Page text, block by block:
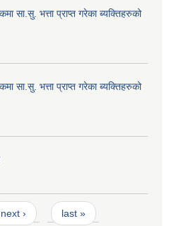
सा.सु. भत्ता प्राप्त गरेका ब्यक्तिहरुको
सा.सु. भत्ता प्राप्त गरेका ब्यक्तिहरुको
next › last »